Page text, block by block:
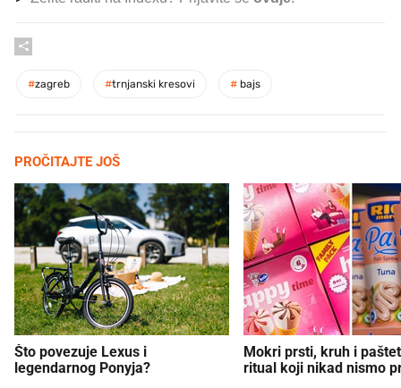
#zagreb #trnjanski kresovi # bajs
PROČITAJTE JOŠ
Što povezuje Lexus i
legendarnog Ponyja?
Mokri prsti, kruh i
ritual koji nikad nismo